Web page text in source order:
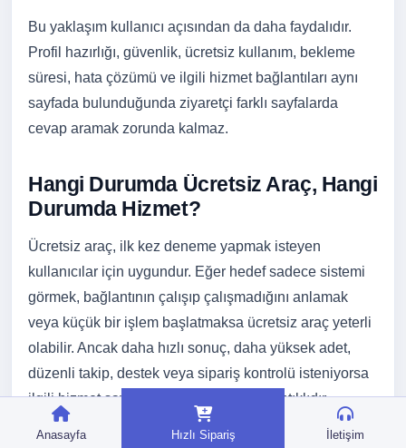
Bu yaklaşım kullanıcı açısından da daha faydalıdır.
Profil hazırlığı, güvenlik, ücretsiz kullanım, bekleme
süresi, hata çözümü ve ilgili hizmet bağlantıları aynı
sayfada bulunduğunda ziyaretçi farklı sayfalarda
cevap aramak zorunda kalmaz.
Hangi Durumda Ücretsiz Araç, Hangi
Durumda Hizmet?
Ücretsiz araç, ilk kez deneme yapmak isteyen
kullanıcılar için uygundur. Eğer hedef sadece sistemi
görmek, bağlantının çalışıp çalışmadığını anlamak
veya küçük bir işlem başlatmaksa ücretsiz araç yeterli
olabilir. Ancak daha hızlı sonuç, daha yüksek adet,
düzenli takip, destek veya sipariş kontrolü isteniyorsa
ilgili hizmet sayfasına geçmek daha mantıklıdır.
İndirme ve analiz sayfalarında ise hizmete geçiş her
Anasayfa Hızlı Sipariş İletişim